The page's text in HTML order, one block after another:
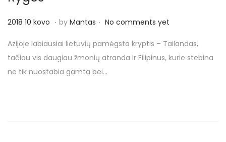
P
s
t
e
2018 10 kovo 2
1
8
1
. by Mantas . No comments yet
Azijoje labiausiai lietuvių pamėgsta kryptis – Tailandas,
tačiau vis daugiau žmonių atranda ir Filipinus, kurie stebina
ne tik nuostabia gamta bei…